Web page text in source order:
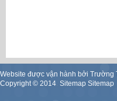
Website được vận hành bởi Trường
Copyright © 2014. Sitemap Sitemap